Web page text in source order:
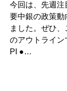
今回は、先週注
要中銀の政策
ました。ぜひ
のアウトライ
PI ●…